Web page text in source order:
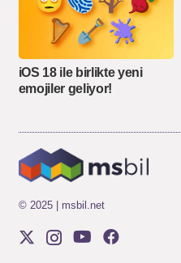
iOS 18 ile birlikte yeni
emojiler geliyor!
© 2025 | msbil.net